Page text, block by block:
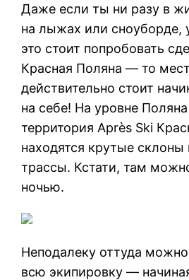
Даже если ты ни разу в
на лыжах или сноуборде,
это стоит попробовать
Красная Поляна — то
действительно стоит
на себе! На уровне
территория Après Ski
находятся крутые
трассы. Кстати, там
ночью.
Неподалеку оттуда можно
всю экипировку —